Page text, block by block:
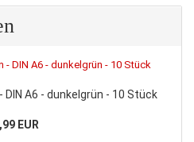
A6 - dunkelgrün - 10 Stück
EUR